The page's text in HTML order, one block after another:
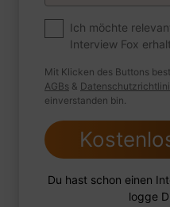
Können Sie mir
bisherigen
Krankenpflege
1 Beispiel
Ich möchte
Interview Fox
Mit Klicken des Buttons
AGBs &
einverstanden bin.
Du hast schon einen
logge